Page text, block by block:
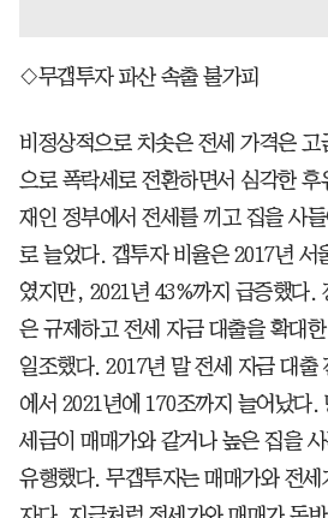
◇무갭투자 파산 속출 불가피
비정상적으로 치솟은 전세 가격은
으로 폭락세로 전환하면서 심각한
재인 정부에서 전세를 끼고 집을 사
로 늘었다. 갭투자 비율은 2017년 서
였지만, 2021년 43%까지 급증했다.
은 규제하고 전세 자금 대출을 확대
일조했다. 2017년 말 전세 자금 대출
에서 2021년에 170조까지 늘어났다.
세금이 매매가와 같거나 높은 집을 사
유행했다. 무갭투자는 매매가와 전